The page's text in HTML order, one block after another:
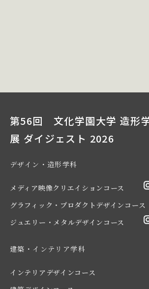
第56回 文化学園大学 造形
展 ダイジェスト 2026
デザイン・造形学科
メディア映像クリエイションコース
グラフィック・プロダクトデザインコース
ジュエリー・メタルデザインコース
建築・インテリア学科
インテリアデザインコース